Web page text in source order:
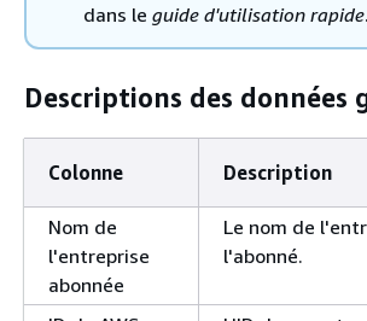
dans le guide d'utilisation rapide.
Descriptions des données
Colonne Description
Nom de
l'entreprise
abonnée
Le nom de
l'abonné.